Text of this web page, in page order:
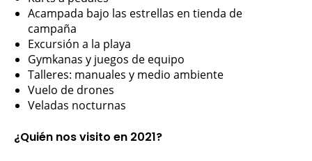
Acampada bajo las estrellas en tienda de
campaña
Excursión a la playa
Gymkanas y juegos de equipo
Talleres: manuales y medio ambiente
Vuelo de drones
Veladas nocturnas
¿Quién nos visito en 2021?